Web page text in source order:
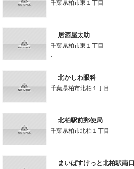
千葉県柏市東１丁目
-
居酒屋太助
千葉県柏市東１丁目
-
北かしわ眼科
千葉県柏市北柏１丁目
-
北柏駅前郵便局
千葉県柏市北柏１丁目
-
まいばすけっと北柏駅南口